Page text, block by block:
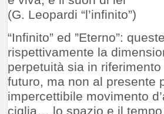
(G. Leopardi “l’infinito”)
“Infinito” ed ”Eterno”:
rispettivamente la
perpetuità sia in
futuro, ma non al presente
impercettibile movimento
ciglia… lo spazio e il